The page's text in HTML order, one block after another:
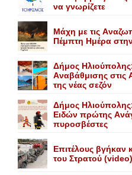
να γνωρίζετε
Mάχη με τις
Πέμπτη Hμέρα
Δήμος Ηλιούπολης:
Aναβάθμισης στις
της νέας σεζόν
Δήμος
Eιδών πρώτης
πυροσβέστες
Επιτέλους βγήκαν
του Στρατού (video)